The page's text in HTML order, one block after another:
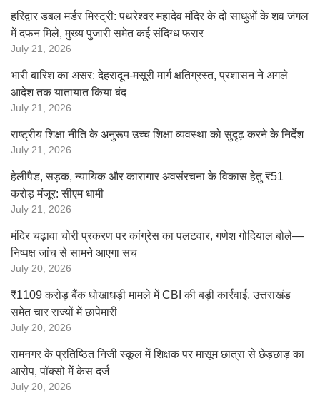
हरिद्वार डबल मर्डर मिस्ट्री: पथरेश्वर महादेव मंदिर के दो साधुओं के शव जंगल
में दफन मिले, मुख्य पुजारी समेत कई संदिग्ध फरार
July 21, 2026
भारी बारिश का असर: देहरादून-मसूरी मार्ग क्षतिग्रस्त, प्रशासन ने अगले
आदेश तक यातायात किया बंद
July 21, 2026
राष्ट्रीय शिक्षा नीति के अनुरूप उच्च शिक्षा व्यवस्था को सुदृढ़ करने के निर्देश
July 21, 2026
हेलीपैड, सड़क, न्यायिक और कारागार अवसंरचना के विकास हेतु ₹51
करोड़ मंजूर: सीएम धामी
July 21, 2026
मंदिर चढ़ावा चोरी प्रकरण पर कांग्रेस का पलटवार, गणेश गोदियाल बोले—
निष्पक्ष जांच से सामने आएगा सच
July 20, 2026
₹1109 करोड़ बैंक धोखाधड़ी मामले में CBI की बड़ी कार्रवाई, उत्तराखंड
समेत चार राज्यों में छापेमारी
July 20, 2026
रामनगर के प्रतिष्ठित निजी स्कूल में शिक्षक पर मासूम छात्रा से छेड़छाड़ का
आरोप, पॉक्सो में केस दर्ज
July 20, 2026